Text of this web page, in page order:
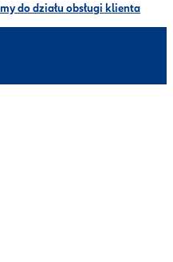
do działu obsługi klienta